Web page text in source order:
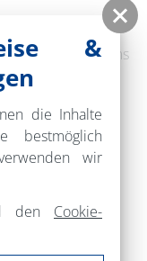
Museums
&
die Inhalte
bestmöglich
wir
den Cookie-